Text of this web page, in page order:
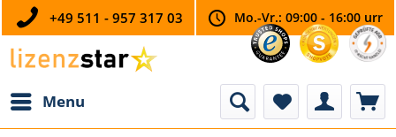
+49 511 - 957 317 03 Mo.-Vr.: 09:00 - 16:00 urr
Menu